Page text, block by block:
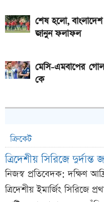
শেষ হলো, বাংলাদেশ
জানুন ফলাফল
মেসি-এমবাপের
কে
ক্রিকেট
ত্রিদেশীয় সিরিজে
নিজস্ব প্রতিবেদক: দক্ষিণ
ত্রিদেশীয় ইমার্জিং সিরিজে